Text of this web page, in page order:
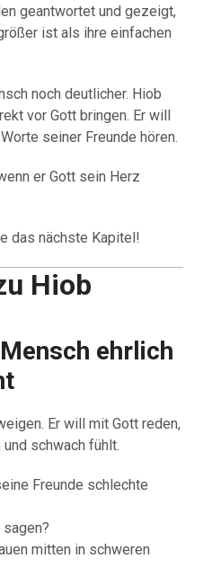
geantwortet und gezeigt,
ist als ihre einfachen
noch deutlicher. Hiob
vor Gott bringen. Er will
seiner Freunde hören.
er Gott sein Herz
das nächste Kapitel!
Hiob
ehrlich
Er will mit Gott reden,
schwach fühlt.
Freunde schlechte
mitten in schweren